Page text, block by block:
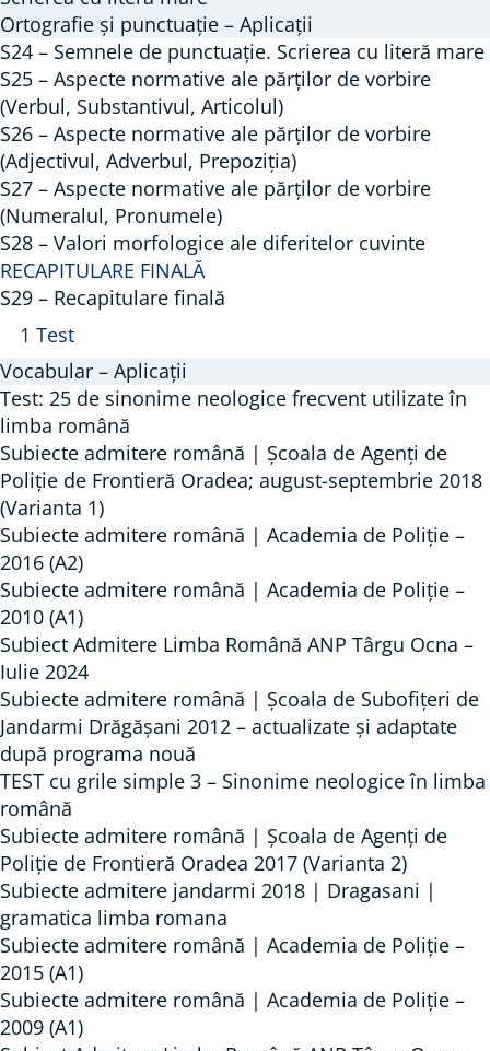
cu
literă
mare
Ortografie și punctuație – Aplicații
S24 – Semnele de punctuație. Scrierea cu literă mare
S25 – Aspecte normative ale părților de vorbire
(Verbul, Substantivul, Articolul)
S26 – Aspecte normative ale părților de vorbire
(Adjectivul, Adverbul, Prepoziția)
S27 – Aspecte normative ale părților de vorbire
(Numeralul, Pronumele)
S28 – Valori morfologice ale diferitelor cuvinte
RECAPITULARE FINALĂ
S29 – Recapitulare finală
Arată
S29
–
Recapitulare
finală
1 Test
Vocabular – Aplicații
Test: 25 de sinonime neologice frecvent utilizate în
limba română
Subiecte admitere română | Școala de Agenți de
Poliție de Frontieră Oradea; august-septembrie 2018
(Varianta 1)
Subiecte admitere română | Academia de Poliție –
2016 (A2)
Subiecte admitere română | Academia de Poliție –
2010 (A1)
Subiect Admitere Limba Română ANP Târgu Ocna –
Iulie 2024
Subiecte admitere română | Școala de Subofițeri de
Jandarmi Drăgășani 2012 – actualizate și adaptate
după programa nouă
TEST cu grile simple 3 – Sinonime neologice în limba
română
Subiecte admitere română | Școala de Agenți de
Poliție de Frontieră Oradea 2017 (Varianta 2)
Subiecte admitere jandarmi 2018 | Dragasani |
gramatica limba romana
Subiecte admitere română | Academia de Poliție –
2015 (A1)
Subiecte admitere română | Academia de Poliție –
2009 (A1)